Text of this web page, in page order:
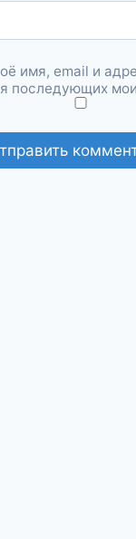
имя, email и
последующих